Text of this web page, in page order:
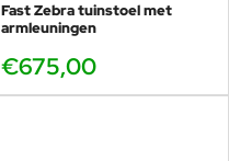
Fast Zebra tuinstoel met
armleuningen
€675,00